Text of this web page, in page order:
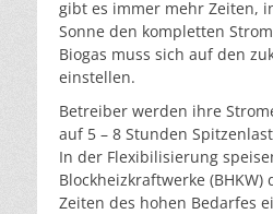
gibt es immer mehr Zeiten,
Sonne den kompletten
Biogas muss sich auf den
einstellen.
Betreiber werden ihre
auf 5 – 8 Stunden
In der Flexibilisierung
Blockheizkraftwerke
Zeiten des hohen Bedarfes